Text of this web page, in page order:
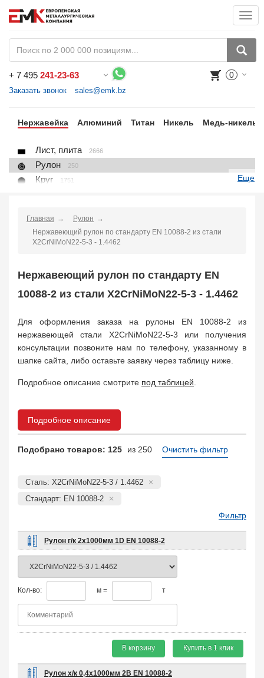
+ 7 495 241-23-63
Заказать звонок sales@emk.bz
0
Нержавейка Алюминий Титан Никель Медь-никель
Лист, плита 2666
Рулон 250
Круг 1751
Шестигранник
Проволока 45
Балка тавровая
Швеллер 95
Заказать в 1 клик
Еще
Главная
Рулон
Нержавеющий рулон по стандарту EN 10088-2 из стали
X2CrNiMoN22-5-3 - 1.4462
Нержавеющий рулон по стандарту EN
10088-2 из стали X2CrNiMoN22-5-3 - 1.4462
Для оформления заказа на рулоны EN 10088-2 из
нержавеющей стали X2CrNiMoN22-5-3 или получения
консультации позвоните нам по телефону, указанному в
шапке сайта, либо оставьте заявку через таблицу ниже.
Подробное описание смотрите под таблицей
Подробное описание
Подобрано товаров: 125 из 250 Очистить фильтр
Сталь: X2CrNiMoN22-5-3 / 1.4462
Стандарт: EN 10088-2
Фильтр
Рулон г/к 2х1000мм 1D EN 10088-2
Кол-во: м = т
В корзину Купить в 1 клик
Рулон х/к 0,4х1000мм 2B EN 10088-2